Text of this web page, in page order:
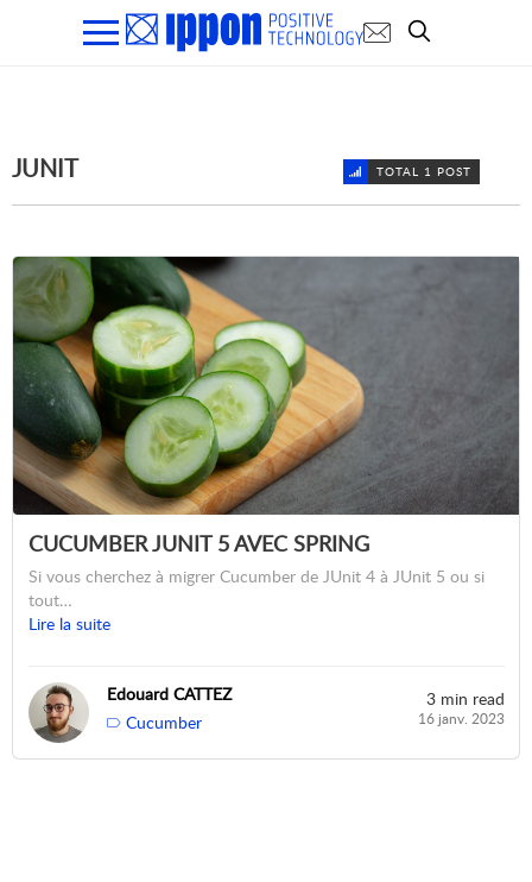
JUNIT TOTAL 1 POST
CUCUMBER JUNIT 5 AVEC SPRING
Si vous cherchez à migrer Cucumber de JUnit 4 à JUnit 5 ou si
tout…
Lire la suite
Edouard CATTEZ
Cucumber
3 min read
16 janv. 2023